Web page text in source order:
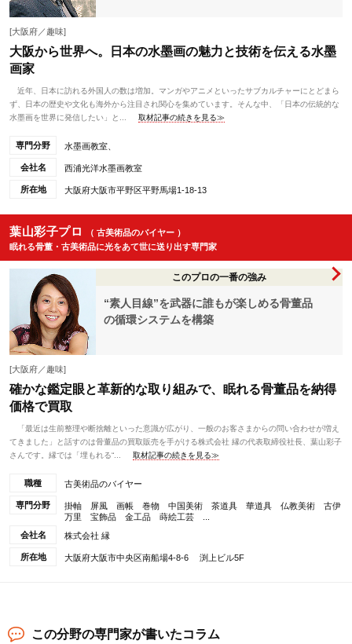
[大阪府／趣味]
大阪から世界へ。日本の水墨画の魅力と技術を伝える水墨
画家
近年、日本に訪れる外国人の数は増加。マンガやアニメといったサブカルチャーにとどまら
ず、日本の歴史や文化も海外から注目され関心を集めています。そんな中、「日本の伝統的な
水墨画を世界に発信したい」と...
取材記事の続きを見る≫
専門分野 水墨画教室、
会社名 西浦光洋水墨画教室
所在地 大阪府大阪市平野区平野馬場1-18-13
葉山彩子プロ
（ 古美術品のバイヤー ）
眠れる骨董・古美術品に光をあて世に送り出す専門家
このプロの一番の強み
“素人目線”を武器に誰もが楽しめる骨董品
の循環システムを構築
[大阪府／趣味]
確かな鑑定眼と革新的な取り組みで、眠れる骨董品を納得
価格で買取
「最近は生前整理や断捨離といった意識が広がり、一般のお客さまからの問い合わせが増え
てきました」と話すのは骨董品の買取販売を手がける株式会社 縁の代表取締役社長、葉山彩子
さんです。縁では「埋もれる“...
取材記事の続きを見る≫
職種 古美術品のバイヤー
専門分野
掛軸 屏風 画帳 巻物 中国美術 茶道具 華道具 仏教美術 古伊
万里 宝飾品 金工品 蒔絵工芸 ...
会社名
株式会社 縁
所在地 大阪府大阪市中央区南船場4-8-6 渕上ビル5F
この分野の専門家が書いたコラム